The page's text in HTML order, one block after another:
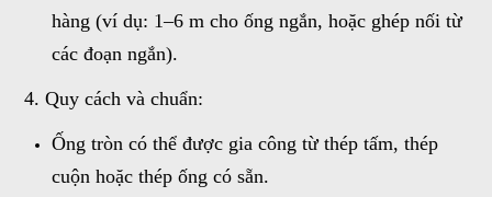
hàng (ví dụ: 1–6 m cho ống ngắn, hoặc ghép nối từ
các đoạn ngắn).
4. Quy cách và chuẩn:
Ống tròn có thể được gia công từ thép tấm, thép
cuộn hoặc thép ống có sẵn.